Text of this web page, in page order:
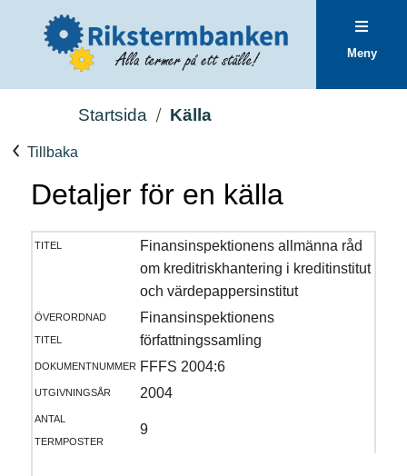
Meny
Startsida Källa
Tillbaka
Detaljer för en källa
titel
Finansinspektionens allmänna råd
om kreditriskhantering i kreditinstitut
och värdepappersinstitut
överordnad
titel
Finansinspektionens
författningssamling
dokumentnummer FFFS 2004:6
utgivningsår
2004
antal
termposter
9